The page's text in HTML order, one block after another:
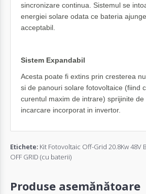
sincronizare continua. Sistemul se
energiei solare odata ce bateria
acceptabil.
Sistem Expandabil
Acesta poate fi extins prin cresterea
si de panouri solare fotovoltaice (fiind
curentul maxim de intrare) sprijinite de
incarcare incorporat in invertor.
Etichete: Kit Fotovoltaic Off-Grid 20.8Kw 48V
OFF GRID (cu baterii)
Produse asemănătoare